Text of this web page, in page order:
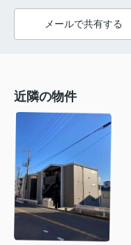
メールで共有する
近隣の物件